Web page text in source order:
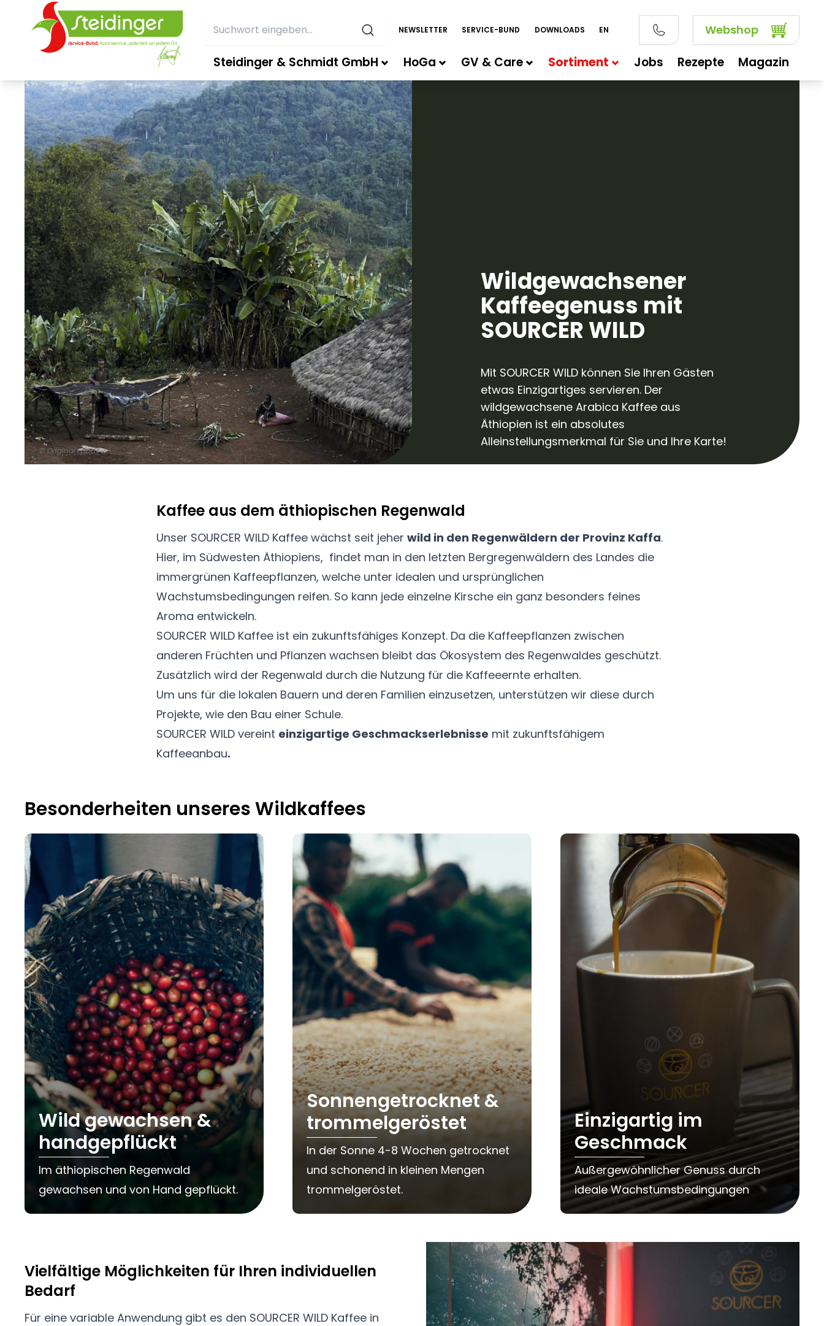
NEWSLETTER SERVICE-BUND DOWNLOADS EN Webshop
Steidinger & Schmidt GmbH HoGa GV & Care Sortiment Jobs Rezepte Magazin
© Original Foods
Wildgewachsener
Kaffeegenuss mit
SOURCER WILD
Mit SOURCER WILD können Sie Ihren Gästen
etwas Einzigartiges servieren. Der
wildgewachsene Arabica Kaffee aus
Äthiopien ist ein absolutes
Alleinstellungsmerkmal für Sie und Ihre Karte!
Kaffee aus dem äthiopischen Regenwald
Unser SOURCER WILD Kaffee wächst seit jeher wild in den Regenwäldern der Provinz Kaffa.
Hier, im Südwesten Äthiopiens, findet man in den letzten Bergregenwäldern des Landes die
immergrünen Kaffeepflanzen, welche unter idealen und ursprünglichen
Wachstumsbedingungen reifen. So kann jede einzelne Kirsche ein ganz besonders feines
Aroma entwickeln.
SOURCER WILD Kaffee ist ein zukunftsfähiges Konzept. Da die Kaffeepflanzen zwischen
anderen Früchten und Pflanzen wachsen bleibt das Ökosystem des Regenwaldes geschützt.
Zusätzlich wird der Regenwald durch die Nutzung für die Kaffeeernte erhalten.
Um uns für die lokalen Bauern und deren Familien einzusetzen, unterstützen wir diese durch
Projekte, wie den Bau einer Schule.
SOURCER WILD vereint einzigartige Geschmackserlebnisse mit zukunftsfähigem
Kaffeeanbau.
Besonderheiten unseres Wildkaffees
Wild gewachsen &
handgepflückt
Im äthiopischen Regenwald
gewachsen und von Hand gepflückt.
Sonnengetrocknet &
trommelgeröstet
In der Sonne 4-8 Wochen getrocknet
und schonend in kleinen Mengen
trommelgeröstet.
Einzigartig im
Geschmack
Außergewöhnlicher Genuss durch
ideale Wachstumsbedingungen
Vielfältige Möglichkeiten für Ihren individuellen
Bedarf
Für eine variable Anwendung gibt es den SOURCER WILD Kaffee in